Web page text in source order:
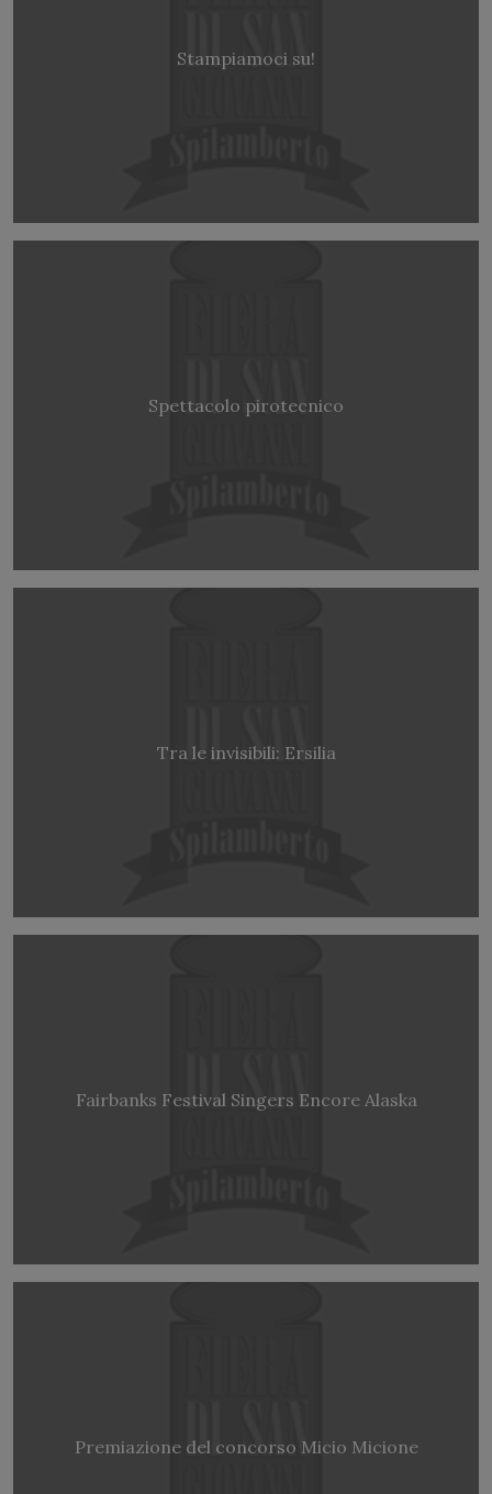
Stampiamoci su!
Spettacolo pirotecnico
Tra le invisibili: Ersilia
Fairbanks Festival Singers Encore Alaska
Premiazione del concorso Micio Micione